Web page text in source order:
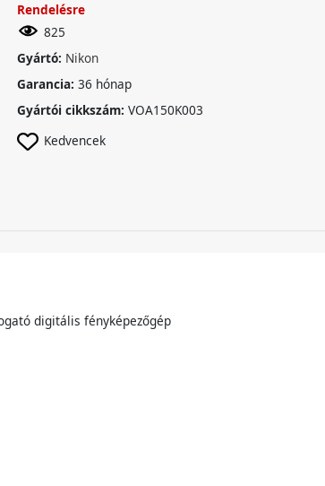
Rendelésre
825
Gyártó: Nikon
Garancia: 36 hónap
Gyártói cikkszám: VOA150K003
Kedvencek
digitális fényképezőgép